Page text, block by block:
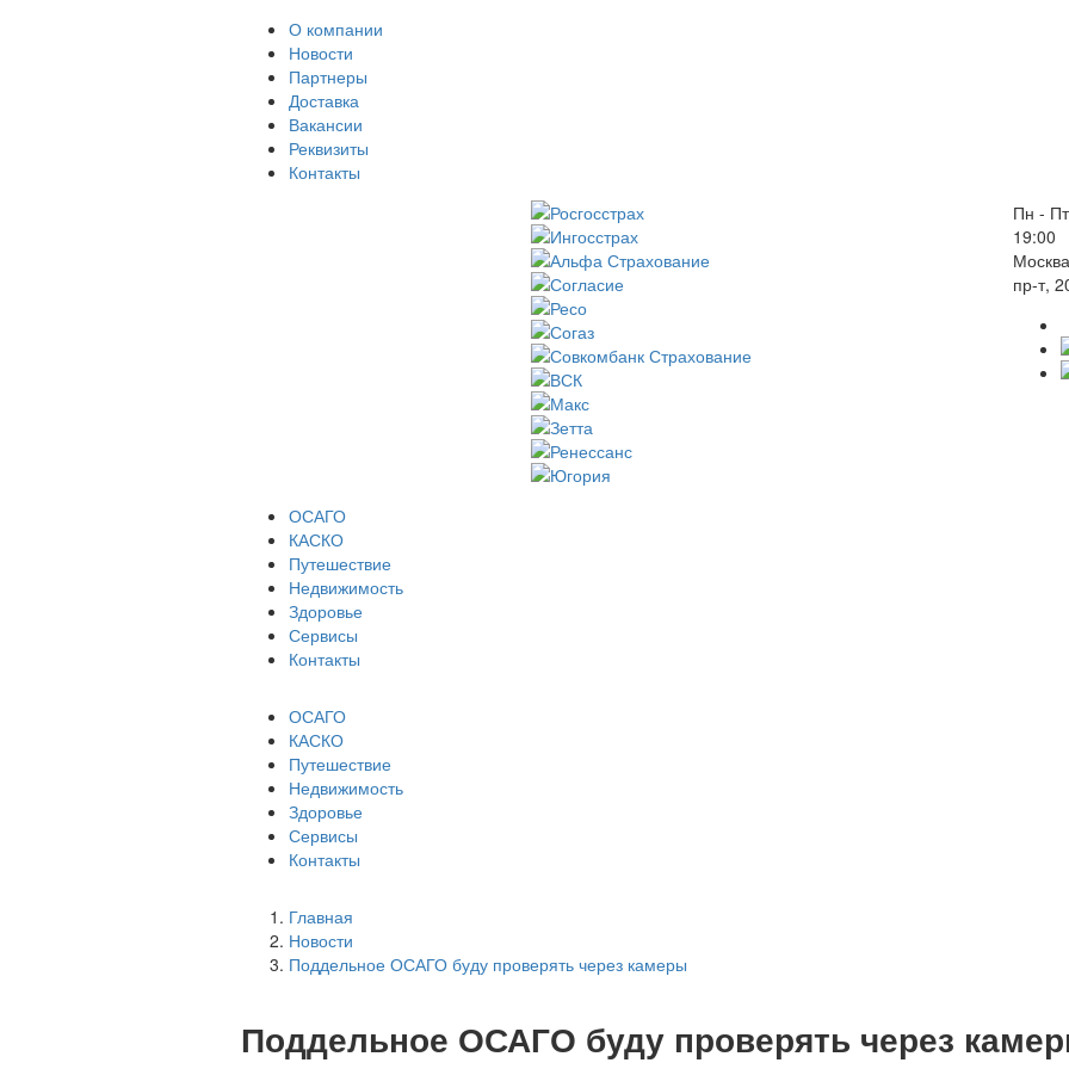
О компании
Новости
Партнеры
Доставка
Вакансии
Реквизиты
Контакты
Пн -
19:00
пр-т,
ОСАГО
КАСКО
Путешествие
Недвижимость
Здоровье
Сервисы
Контакты
ОСАГО
КАСКО
Путешествие
Недвижимость
Здоровье
Сервисы
Контакты
Главная
Новости
Поддельное ОСАГО буду проверять через камеры
Поддельное ОСАГО буду проверять через